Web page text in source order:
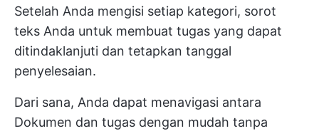
Setelah Anda mengisi setiap kategori, sorot
teks Anda untuk membuat tugas yang dapat
ditindaklanjuti dan tetapkan tanggal
penyelesaian.
Dari sana, Anda dapat menavigasi antara
Dokumen dan tugas dengan mudah tanpa